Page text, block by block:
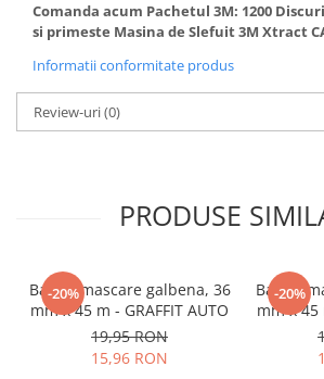
Comanda acum Pachetul 3M: 1200
si primeste Masina de Slefuit 3M Xtract
Informatii conformitate produs
Review-uri(0)
PRODUSE
-20%
Banda mascare galbena, 36
mm x 45 m - GRAFFIT AUTO
19,95 RON
15,96 RON
-20%
Banda
mm x 45